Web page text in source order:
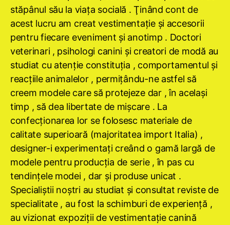
stăpânul său la viaţa socială . Ţinând cont de
acest lucru am creat vestimentaţie şi accesorii
pentru fiecare eveniment şi anotimp . Doctori
veterinari , psihologi canini şi creatori de modă au
studiat cu atenţie constituţia , comportamentul şi
reacţiile animalelor , permiţându-ne astfel să
creem modele care să protejeze dar , în acelaşi
timp , să dea libertate de mişcare . La
confecţionarea lor se folosesc materiale de
calitate superioară (majoritatea import Italia) ,
designer-i experimentaţi creând o gamă largă de
modele pentru producţia de serie , în pas cu
tendinţele modei , dar şi produse unicat .
Specialiştii noştri au studiat şi consultat reviste de
specialitate , au fost la schimburi de experienţă ,
au vizionat expoziţii de vestimentaţie canină